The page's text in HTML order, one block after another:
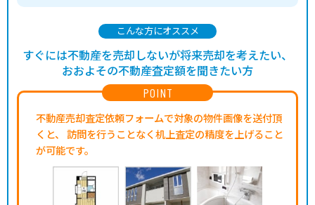
POINT
不動産売却査定依頼フォームで対象の物件画像を送付頂
くと、
訪問を行うことなく机上査定の精度を上げること
が可能です。
こんな方にオススメ
すぐには不動産を売却しないが将来売却を考えたい、
おおよその不動産査定額を聞きたい方